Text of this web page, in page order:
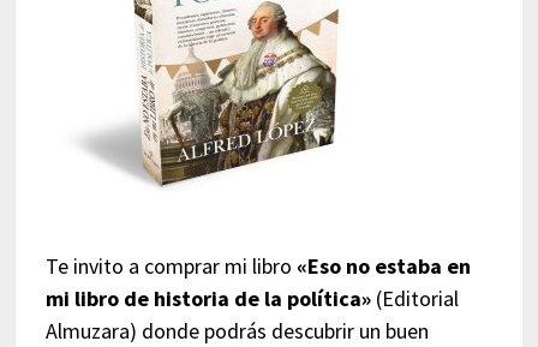
Te invito a comprar mi libro «Eso no estaba en
mi libro de historia de la política»(Editorial
Almuzara) donde podrás descubrir un buen